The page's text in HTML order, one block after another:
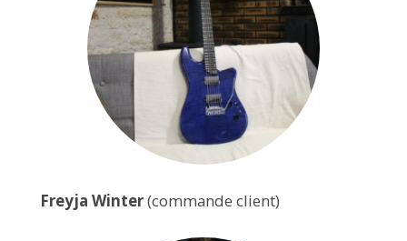
Freyja Winter(commande client)